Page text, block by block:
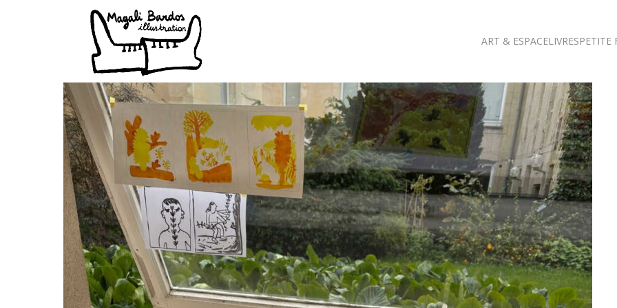
ART & ESPACELIVRESPETITE